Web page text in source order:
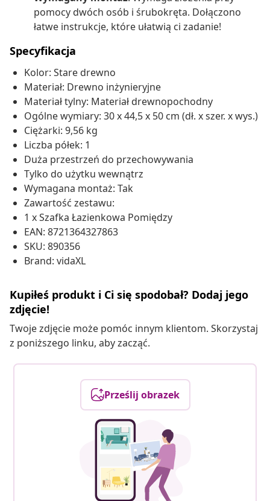
pomocy dwóch osób i śrubokręta. Dołączono
łatwe instrukcje, które ułatwią ci zadanie!
Specyfikacja
Kolor: Stare drewno
Materiał: Drewno inżynieryjne
Materiał tylny: Materiał drewnopochodny
Ogólne wymiary: 30 x 44,5 x 50 cm (dł. x szer. x wys.)
Ciężarki: 9,56 kg
Liczba półek: 1
Duża przestrzeń do przechowywania
Tylko do użytku wewnątrz
Wymagana montaż: Tak
Zawartość zestawu:
1 x Szafka Łazienkowa Pomiędzy
EAN: 8721364327863
SKU: 890356
Brand: vidaXL
Kupiłeś produkt i Ci się spodobał? Dodaj jego
zdjęcie!
Twoje zdjęcie może pomóc innym klientom. Skorzystaj
z poniższego linku, aby zacząć.
Prześlij obrazek